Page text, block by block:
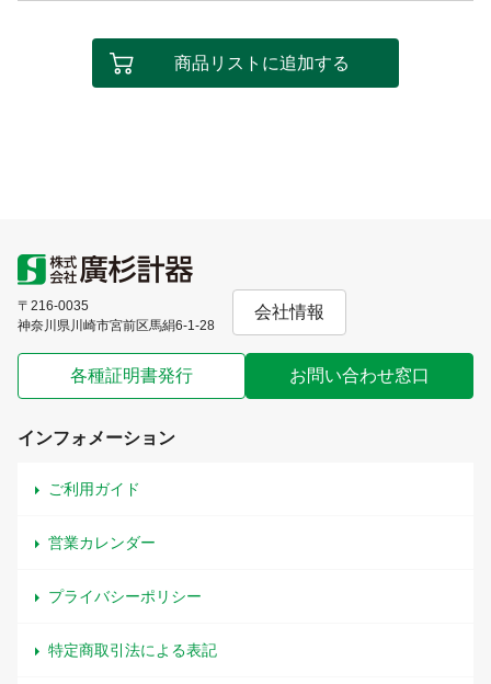
商品リストに追加する
〒216-0035
神奈川県川崎市宮前区馬絹6-1-28
会社情報
各種証明書発行 お問い合わせ窓口
インフォメーション
ご利用ガイド
営業カレンダー
プライバシーポリシー
特定商取引法による表記